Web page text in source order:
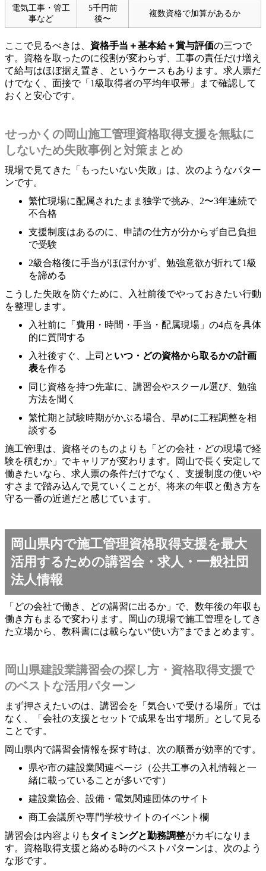
電気工事・管工
事など
5千円前
後〜
複数資格で加算があるか
ここで見るべきは、 資格手当＋基本給＋賞与評価の三つで
す。資格を取ったのに役割が変わらず、工事の責任だけ増え
て給与はほぼ据え置き、というケースもあります。求人票だ
けでなく、面接で「1級取得者の平均年収帯」まで確認して
おくと安心です。
せっかくの岡山施工管理資格取得支援を無駄に
しないため失敗事例と対策まとめ
現場で見てきた「もったいない失敗」は、次のようなパター
ンです。
繁忙現場に配属されたまま独学で挑み、2〜3年連続で
不合格
支援制度はあるのに、申請の仕方が分からず自己負担
で受験
2級合格後に手当がほぼ付かず、勉強意欲が折れて1級
を諦める
こうした失敗を防ぐために、入社前後でやっておきたい行動
を整理します。
入社前に「費用・時間・手当・配属現場」の4点を具体
的に質問する
入社後すぐ、上司と いつ・どの資格から取るかの計画
表を作る
同じ資格を持つ先輩に、講習会やスクール選び、勉強
方法を聞く
繁忙期と試験時期がかぶる場合、早めに工程調整を相
談する
施工管理は、資格そのものよりも「どの会社・どの現場で経
験を積むか」でキャリアが変わります。岡山で長く安定して
働きたいなら、求人票の条件だけでなく、支援制度の使いや
すさまで踏み込んで見ていくことが、将来の年収と働き方を
守る一番の近道だと感じています。
岡山県内で施工管理資格取得支援を最大
活用するための講習会・求人・一般社団
法人情報
「どの会社で働き、どの講習に出るか」で、数年後の年収も
働き方もまるで変わります。岡山の現場で施工管理をしてき
た立場から、教科書には載らない“使い方”までまとめます。
岡山県建設業講習会の探し方・資格取得支援で
のベストな活用パターン
まず押さえたいのは、講習会を「気合いで受ける場所」では
なく、「会社の支援とセットで成果を出す場所」として見る
ことです。
岡山県内で講習会情報を探す時は、次の順番が効率的です。
県や市の建設業関連ページ（公共工事の入札情報と一
緒に載っていることが多いです）
建設業協会、設備・電気関連団体のサイト
商工会議所や専門学校サイトのイベント欄
講習会は内容よりもタイミングと勤務調整がカギになりま
す。資格取得支援と絡める時のベストパターンは、次のよう
な形です。